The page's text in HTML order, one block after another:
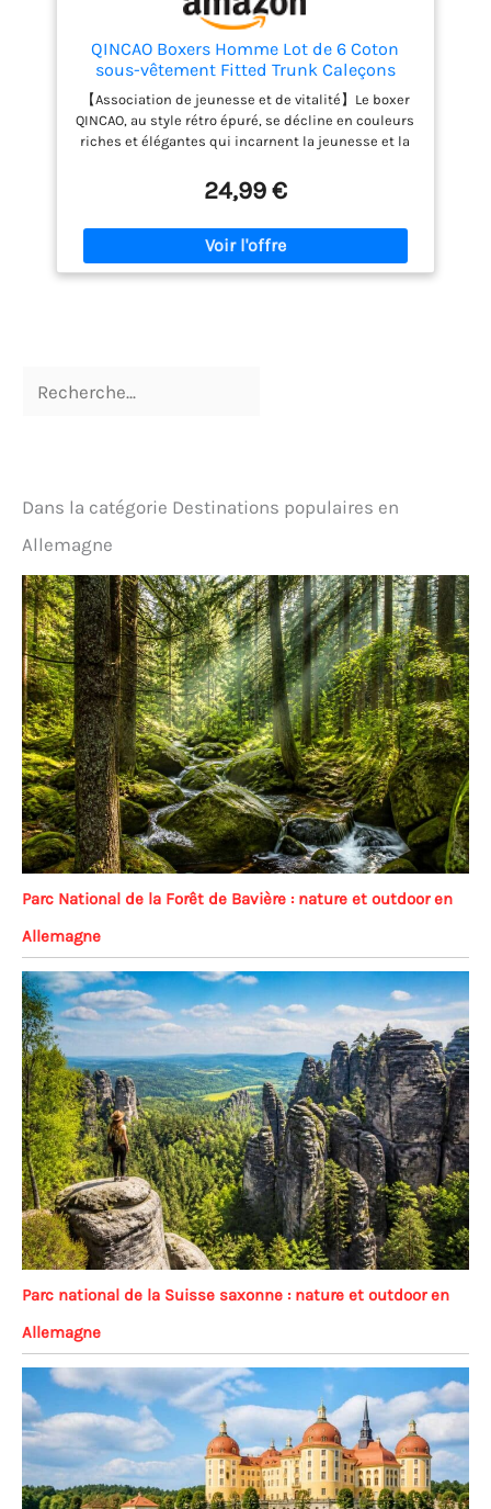
QINCAO Boxers Homme Lot de 6 Coton
sous-vêtement Fitted Trunk Caleçons
Ultra Doux Confortale,Multicolore ×6,M
【Association de jeunesse et de vitalité】Le boxer
QINCAO, au style rétro épuré, se décline en couleurs
riches et élégantes qui incarnent la jeunesse et la
une touche d'élégance stylée. Vendu en pack de 6.
【Tissu de haute qualité, doux au toucher】Ces
boxers pour homme sont confectionnés en coton
peigné long de 40, pour une sensation de légèreté
et de douceur extrême, sans pinçage ni irritation
traitants de vêtements OEM de grandes marques. La
une qualité irréprochable et le meilleur prix !
【Ajustement parfait】Grâce à sa ceinture
élastique en latex de haute qualité et son coupe
parfaite, vous profiterez d'une liberté et d'un confort
absolus. Les bordures du boxer ne se froncent pas
facilement, garantissant ainsi un ajustement
naturel et confortable sur vos jambes. 【Sans
étiquette gênante】Un matériau de qualité
alimentaire est transformé en étiquette par
impression à transfert thermique. Résultat : une
étiquette sécurisée, confortable et douce pour la
peau, que vous ne sentirez pratiquement pas à
l'usage.
24,99 €
Dans la catégorie Destinations populaires en
Allemagne
Parc National de la Forêt de Bavière : nature et outdoor en
Allemagne
Parc national de la Suisse saxonne : nature et outdoor en
Allemagne